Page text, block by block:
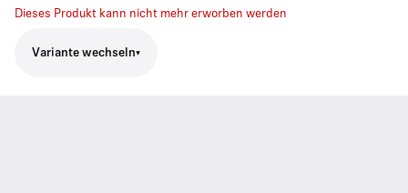
Dieses Produkt kann nicht mehr erworben werden
Variante wechseln